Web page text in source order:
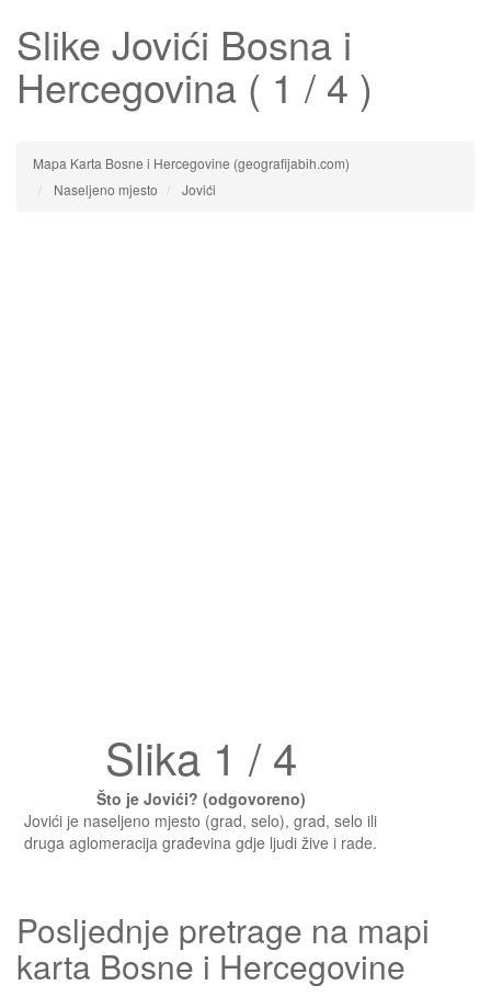
Slike Jovići Bosna i
Hercegovina ( 1 / 4 )
Mapa Karta Bosne i Hercegovine (geografijabih.com)
Naseljeno mjesto
Jovići
Slika 1 / 4
Što je Jovići? (odgovoreno)
Jovići je naseljeno mjesto (grad, selo), grad, selo ili
druga aglomeracija građevina gdje ljudi žive i rade.
Posljednje pretrage na mapi
karta Bosne i Hercegovine